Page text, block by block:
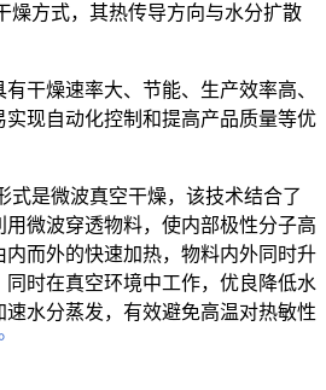
方式，其热传导方向与水分扩散
干燥速率大、节能、生产效率高、
现自动化控制和提高产品质量等优
是微波真空干燥，该技术结合了
用微波穿透物料，使内部极性分子高
而外的快速加热，物料内外同时升
同时在真空环境中工作，优良降低水
水分蒸发，有效避免高温对热敏性